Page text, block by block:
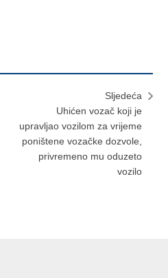
Sljedeća
Uhićen vozač koji je
upravljao vozilom za vrijeme
poništene vozačke dozvole,
privremeno mu oduzeto
vozilo